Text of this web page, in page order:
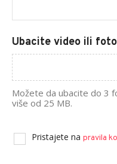
Ubacite video ili foto
Možete da ubacite do 3
više od 25 MB.
Pristajete na pravila